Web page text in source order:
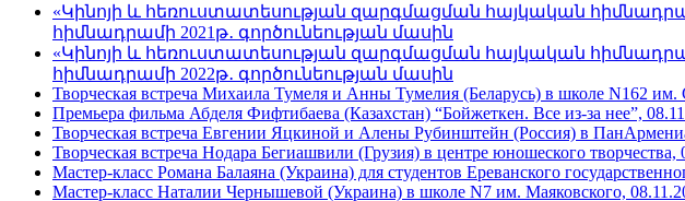
«Կինոյի և հեռուստատեսության զարգմացման հայկական
հիմնադրամի 2021թ․ գործունեության մասին
«Կինոյի և հեռուստատեսության զարգմացման հայկական
հիմնադրամի 2022թ․ գործունեության մասին
Творческая встреча Михаила Тумеля и Анны Тумелия (Беларусь) в школе N162 им.
Премьера фильма Абделя Фифтибаева (Казахстан) “Бойжеткен. Все из-за нее”,
Творческая встреча Евгении Яцкиной и Алены Рубинштейн (Россия) в
Творческая встреча Нодара Бегиашвили (Грузия) в центре юношеского творчества,
Мастер-класс Романа Балаяна (Украина) для студентов Ереванского
Мастер-класс Наталии Чернышевой (Украина) в школе N7 им. Маяковского,